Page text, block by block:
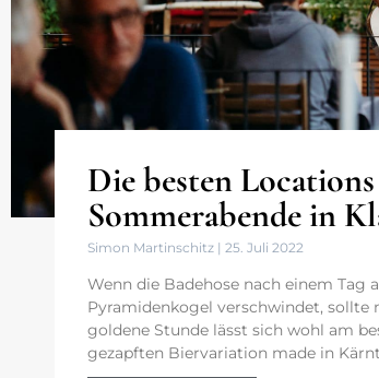
Die besten
Sommerabende in
Simon Martinschitz 25. Juli 2022
Wenn die Badehose nach einem
Pyramidenkogel verschwindet, sollte
goldene Stunde lässt sich wohl am
gezapften Biervariation made in